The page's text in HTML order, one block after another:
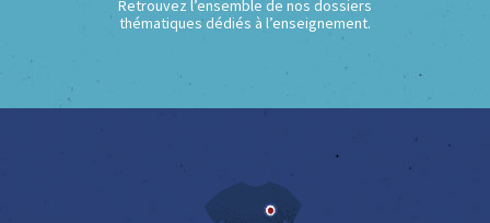
Retrouvez l’ensemble de nos dossiers
thématiques dédiés à l’enseignement.